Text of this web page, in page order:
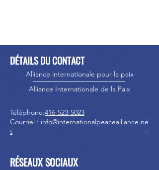
DÉTAILS DU CONTACT
Alliance internationale pour la paix
Alliance Internationale de la Paix
Téléphone:416-523-5023
Courriel : info@internationalpeacealliance.ne
t
RÉSEAUX SOCIAUX